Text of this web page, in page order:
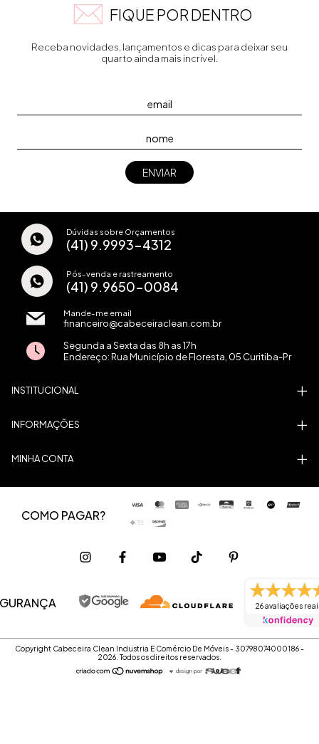
FIQUE POR DENTRO
Receba novidades, lançamentos e dicas para deixar seu
quarto ainda mais incrível.
Dúvidas sobre Orçamentos
(41) 9.9993-4312
Pós-venda e rastreamento
(41) 9.9650-0084
Mande-me email
financeiro@cabeceiraclean.com.br
Segunda a Sexta das 8h as 17h
Endereço: Rua Município de Floresta, 05 Curitiba-Pr
INSTITUCIONAL
INFORMAÇÕES
MINHA CONTA
COMO PAGAR?
26 avaliações
Copyright Cabeceira Clean Industria E Comércio De Móveis - 30798074000186 -
2026. Todos os direitos reservados.